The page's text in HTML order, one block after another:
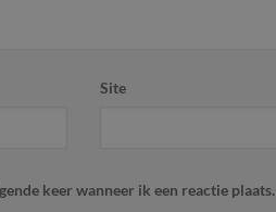
Site
keer wanneer ik een reactie plaats.